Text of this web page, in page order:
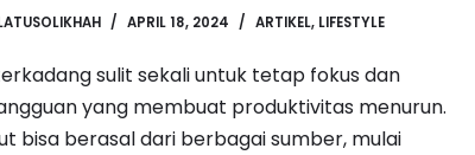
APRIL 18, 2024 ARTIKEL, LIFESTYLE
sulit sekali untuk tetap fokus dan
yang membuat produktivitas menurun.
bisa berasal dari berbagai sumber, mulai